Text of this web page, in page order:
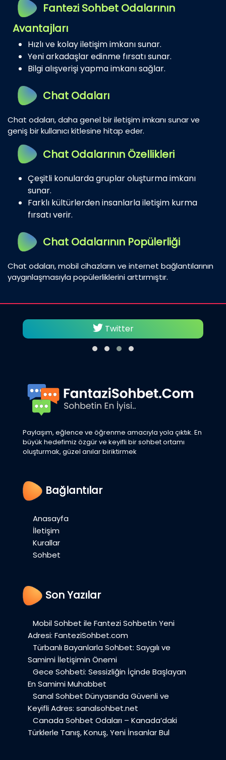
Fantezi Sohbet Odalarının
Avantajları
Hızlı ve kolay iletişim imkanı sunar.
Yeni arkadaşlar edinme fırsatı sunar.
Bilgi alışverişi yapma imkanı sağlar.
Chat Odaları
Chat odaları, daha genel bir iletişim imkanı sunar ve
geniş bir kullanıcı kitlesine hitap eder.
Chat Odalarının Özellikleri
Çeşitli konularda gruplar oluşturma imkanı
sunar.
Farklı kültürlerden insanlarla iletişim kurma
fırsatı verir.
Chat Odalarının Popülerliği
Chat odaları, mobil cihazların ve internet bağlantılarının
yaygınlaşmasıyla popülerliklerini arttırmıştır.
Twitter
Paylaşım, eğlence ve öğrenme amacıyla yola çıktık. En
büyük hedefimiz özgür ve keyifli bir sohbet ortamı
oluşturmak, güzel anılar biriktirmek
Bağlantılar
Anasayfa
İletişim
Kurallar
Sohbet
Son Yazılar
Mobil Sohbet ile Fantezi Sohbetin Yeni
Adresi: FanteziSohbet.com
Türbanlı Bayanlarla Sohbet: Saygılı ve
Samimi İletişimin Önemi
Gece Sohbeti: Sessizliğin İçinde Başlayan
En Samimi Muhabbet
Sanal Sohbet Dünyasında Güvenli ve
Keyifli Adres: sanalsohbet.net
Canada Sohbet Odaları – Kanada’daki
Türklerle Tanış, Konuş, Yeni İnsanlar Bul